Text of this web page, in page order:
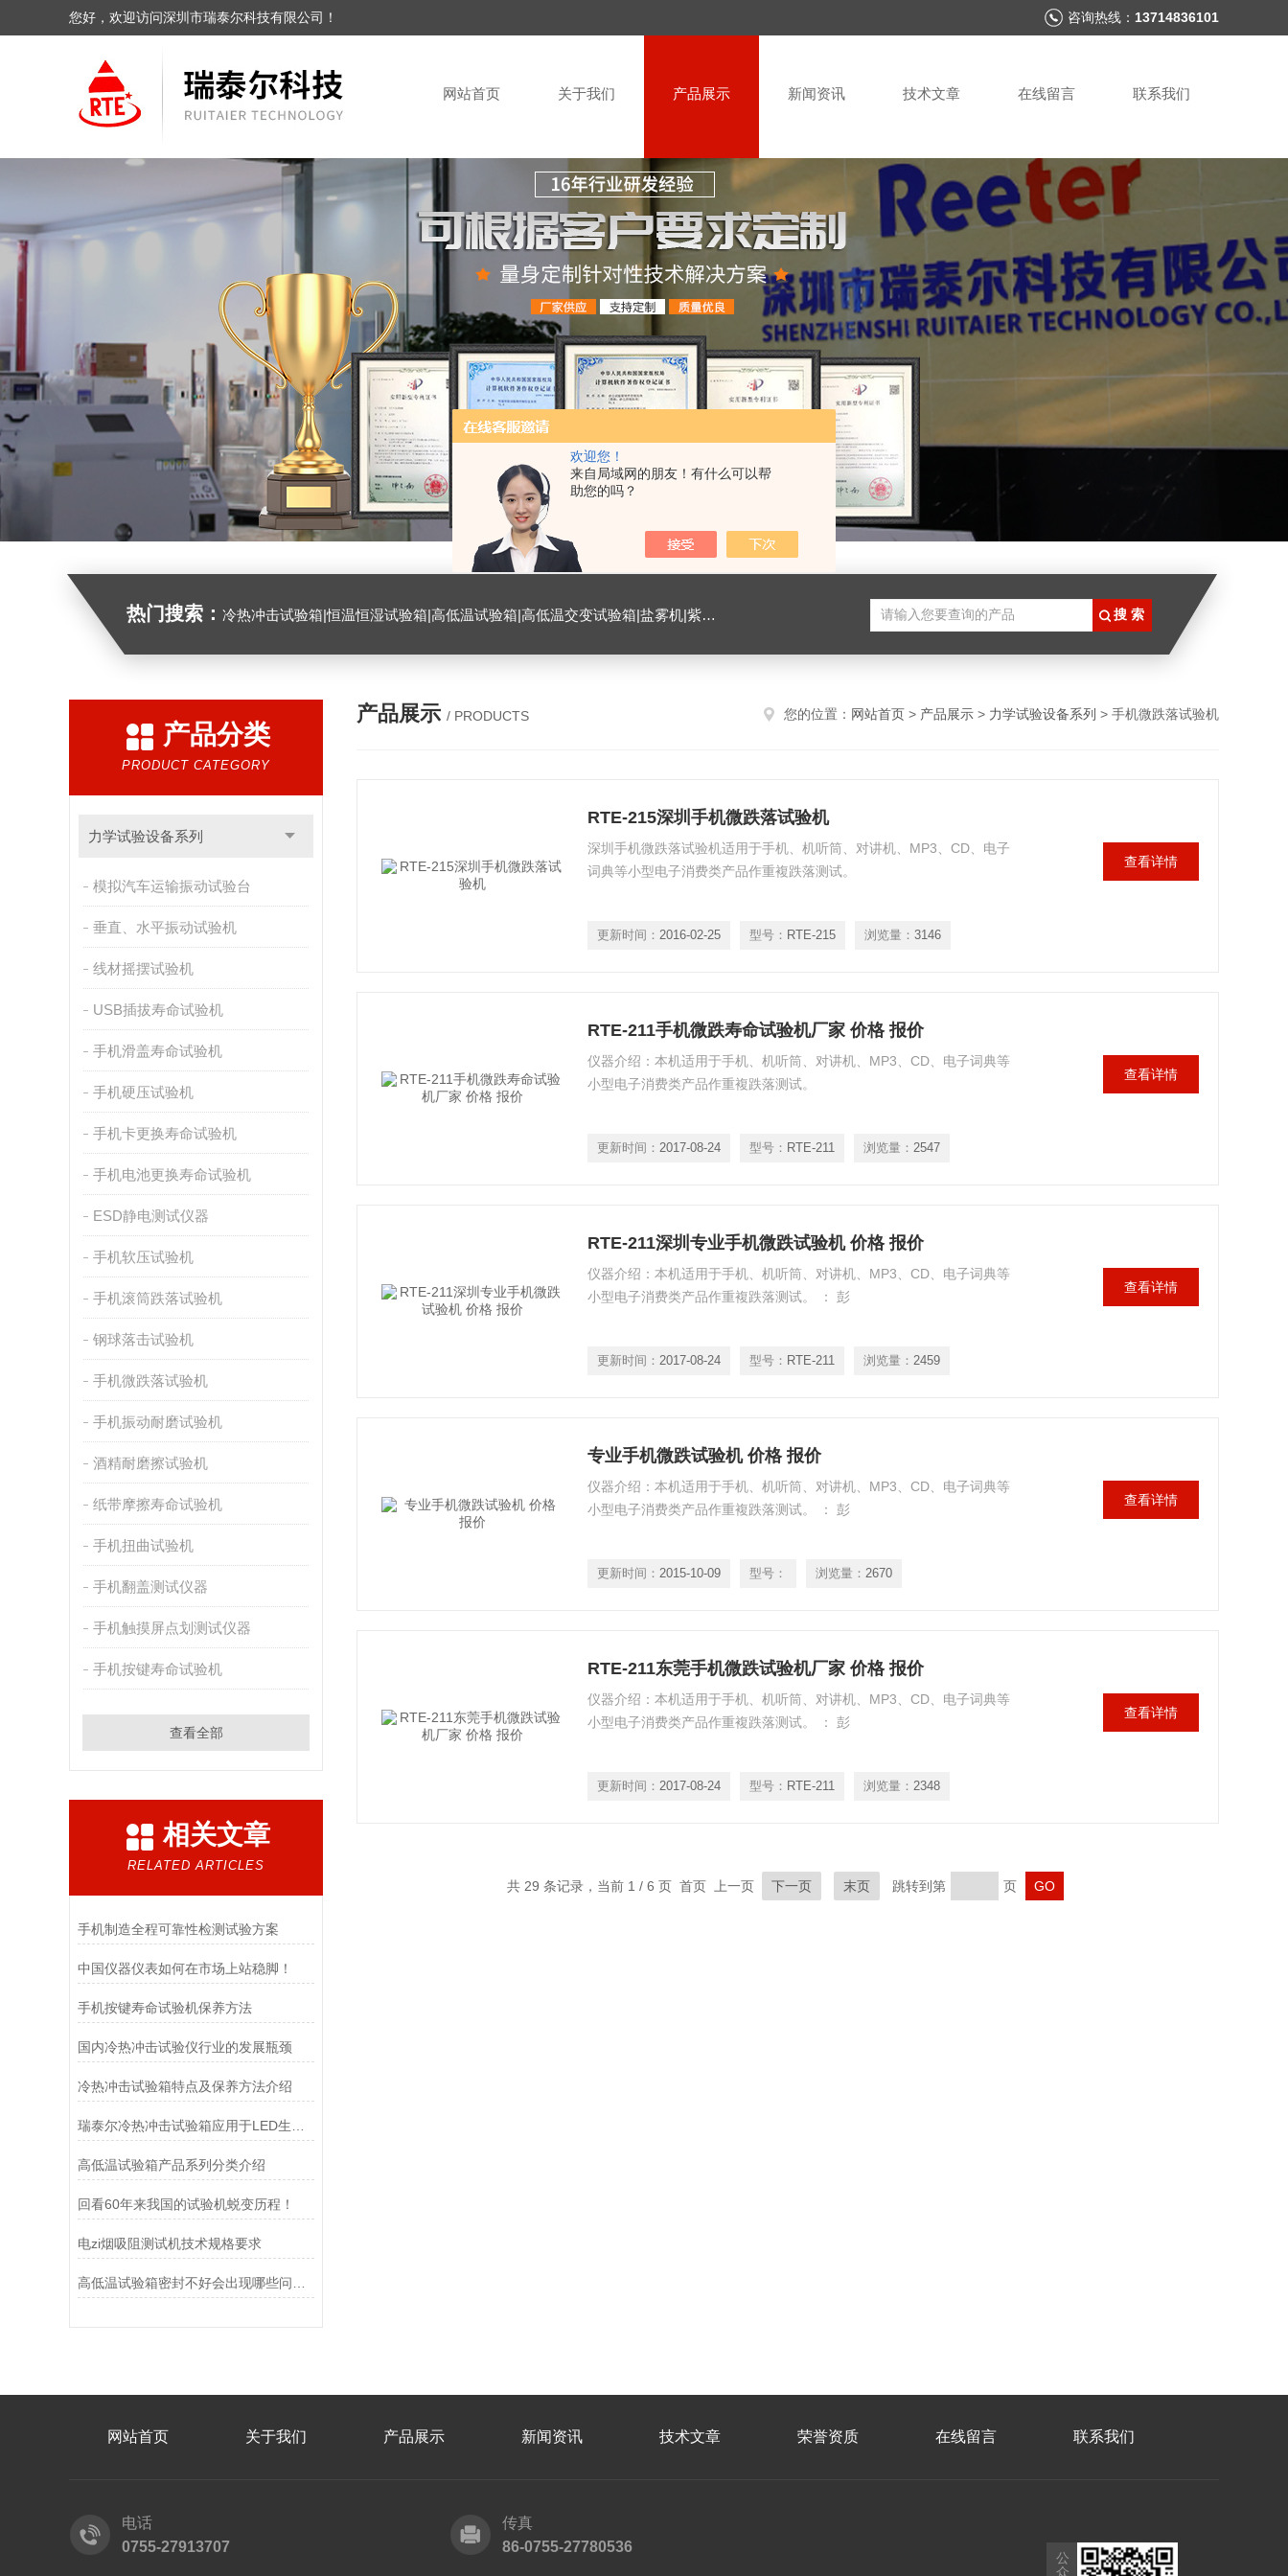
欢迎您！
来自局域网的朋友！有什么可以帮
助您的吗？
您好，欢迎访问深圳市瑞泰尔科技有限公司！ 咨询热线： 13714836101
网站首页 关于我们 产品展示 新闻资讯 技术文章 在线留言 联系我们
热门搜索： 冷热冲击试验箱|恒温恒湿试验箱|高低温试验箱|高低温交变试验箱|盐雾机|紫外线试验机|淋雨试验箱|臭氧试验箱|振动试验台|ESD测试仪|恒温恒湿试验室|氙灯老化试验箱|砂尘试验箱|手机微跌落试验机|手机扭转试验机
产品分类
PRODUCT CATEGORY
力学试验设备系列
模拟汽车运输振动试验台
垂直、水平振动试验机
线材摇摆试验机
USB插拔寿命试验机
手机滑盖寿命试验机
手机硬压试验机
手机卡更换寿命试验机
手机电池更换寿命试验机
ESD静电测试仪器
手机软压试验机
手机滚筒跌落试验机
钢球落击试验机
手机微跌落试验机
手机振动耐磨试验机
酒精耐磨擦试验机
纸带摩擦寿命试验机
手机扭曲试验机
手机翻盖测试仪器
手机触摸屏点划测试仪器
手机按键寿命试验机
查看全部
相关文章
RELATED ARTICLES
手机制造全程可靠性检测试验方案
中国仪器仪表如何在市场上站稳脚！
手机按键寿命试验机保养方法
国内冷热冲击试验仪行业的发展瓶颈
冷热冲击试验箱特点及保养方法介绍
高低温试验箱产品系列分类介绍
回看60年来我国的试验机蜕变历程！
电zi烟吸阻测试机技术规格要求
产品展示 / PRODUCTS 您的位置： 网站首页 > 产品展示 > 力学试验设备系列 > 手机微跌落试验机
RTE-215深圳手机微跌落试验机
深圳手机微跌落试验机适用于手机、机听筒、对讲机、MP3、CD、电子
词典等小型电子消费类产品作重複跌落测试。
更新时间： 2016-02-25 型号： RTE-215 浏览量： 3146
查看详情
RTE-211手机微跌寿命试验机厂家 价格 报价
仪器介绍：本机适用于手机、机听筒、对讲机、MP3、CD、电子词典等
小型电子消费类产品作重複跌落测试。
更新时间： 2017-08-24 型号： RTE-211 浏览量： 2547
查看详情
RTE-211深圳专业手机微跌试验机 价格 报价
仪器介绍：本机适用于手机、机听筒、对讲机、MP3、CD、电子词典等
小型电子消费类产品作重複跌落测试。 ： 彭
更新时间： 2017-08-24 型号： RTE-211 浏览量： 2459
查看详情
专业手机微跌试验机 价格 报价
仪器介绍：本机适用于手机、机听筒、对讲机、MP3、CD、电子词典等
小型电子消费类产品作重複跌落测试。 ： 彭
更新时间： 2015-10-09 型号： 浏览量： 2670
查看详情
RTE-211东莞手机微跌试验机厂家 价格 报价
仪器介绍：本机适用于手机、机听筒、对讲机、MP3、CD、电子词典等
小型电子消费类产品作重複跌落测试。 ： 彭
更新时间： 2017-08-24 型号： RTE-211 浏览量： 2348
查看详情
共 29 条记录，当前 1 / 6 页 首页 上一页 下一页 末页 跳转到第 页
网站首页 关于我们 产品展示 新闻资讯 技术文章 荣誉资质 在线留言 联系我们
电话
0755-27913707
传真
86-0755-27780536
公
众